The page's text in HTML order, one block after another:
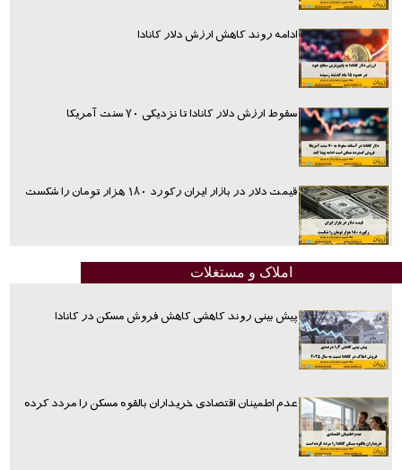
ادامه روند کاهش ارزش دلار کانادا
سقوط ارزش دلار کانادا تا نزدیکی ۷۰ سنت آمریکا
قیمت دلار در بازار ایران رکورد ۱۸۰ هزار تومان را شکست
املاک و مستغلات
پیش بینی روند کاهشی کاهش فروش مسکن در کانادا
عدم اطمینان اقتصادی خریداران بالقوه مسکن را مردد کرده